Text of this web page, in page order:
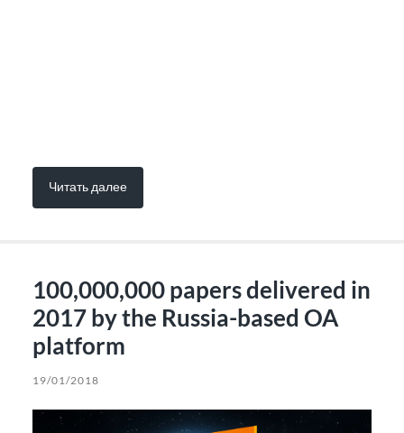
Читать далее
100,000,000 papers delivered in
2017 by the Russia-based OA
platform
19/01/2018